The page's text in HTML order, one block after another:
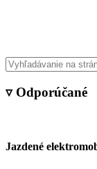
▿ Odporúčané
Jazdené